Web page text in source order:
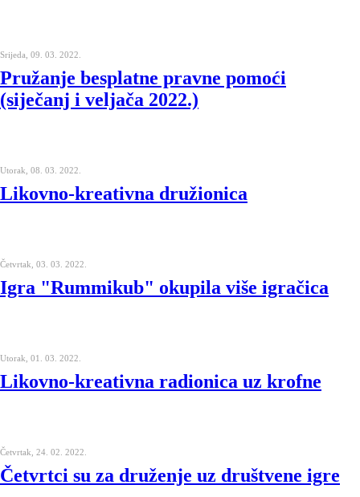
Srijeda, 09. 03. 2022.
Pružanje besplatne pravne pomoći
(siječanj i veljača 2022.)
Utorak, 08. 03. 2022.
Likovno-kreativna družionica
Četvrtak, 03. 03. 2022.
Igra "Rummikub" okupila više igračica
Utorak, 01. 03. 2022.
Likovno-kreativna radionica uz krofne
Četvrtak, 24. 02. 2022.
Četvrtci su za druženje uz društvene igre